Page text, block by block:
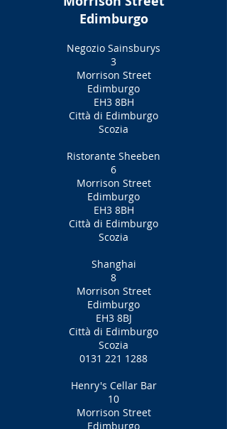
Edimburgo
Negozio Sainsburys
3
Morrison Street
Edimburgo
EH3 8BH
Città di Edimburgo
Scozia
Ristorante Sheeben
6
Morrison Street
Edimburgo
EH3 8BH
Città di Edimburgo
Scozia
Shanghai
8
Morrison Street
Edimburgo
EH3 8BJ
Città di Edimburgo
Scozia
0131 221 1288
Henry's Cellar Bar
10
Morrison Street
Edimburgo